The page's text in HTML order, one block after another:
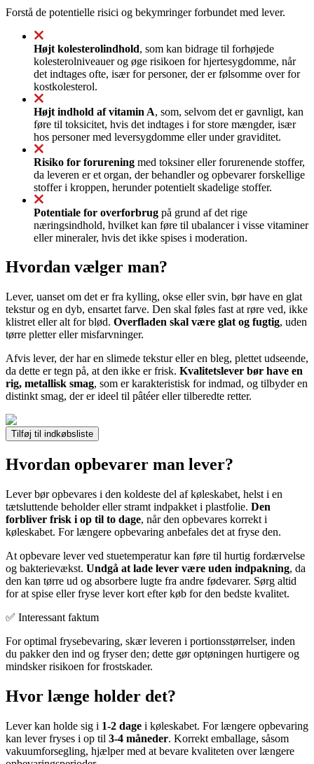
Forstå de potentielle risici og bekymringer forbundet med lever.
Højt kolesterolindhold, som kan bidrage til forhøjede
kolesterolniveauer og øge risikoen for hjertesygdomme, når
det indtages ofte, især for personer, der er følsomme over for
kostkolesterol.
Højt indhold af vitamin A, som, selvom det er gavnligt, kan
føre til toksicitet, hvis det indtages i for store mængder, især
hos personer med leversygdomme eller under graviditet.
Risiko for forurening med toksiner eller forurenende stoffer,
da leveren er et organ, der behandler og opbevarer forskellige
stoffer i kroppen, herunder potentielt skadelige stoffer.
Potentiale for overforbrug på grund af det rige
næringsindhold, hvilket kan føre til ubalancer i visse vitaminer
eller mineraler, hvis det ikke spises i moderation.
Hvordan vælger man?
Lever, uanset om det er fra kylling, okse eller svin, bør have en glat
tekstur og en dyb, ensartet farve. Den skal føles fast at røre ved, ikke
klistret eller alt for blød. Overfladen skal være glat og fugtig, uden
tørre pletter eller misfarvninger.
Afvis lever, der har en slimede tekstur eller en bleg, plettet udseende,
da dette er tegn på, at den ikke er frisk. Kvalitetslever bør have en
rig, metallisk smag, som er karakteristisk for indmad, og tilbyder en
distinkt smag, der er ideel til pâtéer eller tilberedte retter.
Tilføj til indkøbsliste
Hvordan opbevarer man lever?
Lever bør opbevares i den koldeste del af køleskabet, helst i en
tætsluttende beholder eller stramt indpakket i plastfolie. Den
forbliver frisk i op til to dage, når den opbevares korrekt i
køleskabet. For længere opbevaring anbefales det at fryse den.
At opbevare lever ved stuetemperatur kan føre til hurtig fordærvelse
og bakterievækst. Undgå at lade lever være uden indpakning, da
den kan tørre ud og absorbere lugte fra andre fødevarer. Sørg altid
for at spise eller fryse lever kort efter køb for den bedste kvalitet.
✅ Interessant faktum
For optimal frysebevaring, skær leveren i portionsstørrelser, inden
du pakker den ind og fryser den; dette gør optøningen hurtigere og
mindsker risikoen for frostskader.
Hvor længe holder det?
Lever kan holde sig i 1-2 dage i køleskabet. For længere opbevaring
kan lever fryses i op til 3-4 måneder. Korrekt emballage, såsom
vakuumforsegling, hjælper med at bevare kvaliteten over længere